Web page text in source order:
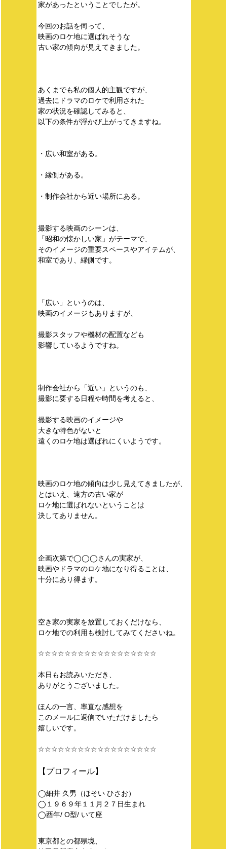
家があったということでしたが。
今回のお話を伺って、
映画のロケ地に選ばれそうな
古い家の傾向が見えてきました。
あくまでも私の個人的主観ですが、
過去にドラマのロケで利用された
家の状況を確認してみると、
以下の条件が浮かび上がってきますね。
・広い和室がある。
・縁側がある。
・制作会社から近い場所にある。
撮影する映画のシーンは、
「昭和の懐かしい家」がテーマで、
そのイメージの重要スペースやアイテムが、
和室であり、縁側です。
「広い」というのは、
映画のイメージもありますが、
撮影スタッフや機材の配置なども
影響しているようですね。
制作会社から「近い」というのも、
撮影に要する日程や時間を考えると、
撮影する映画のイメージや
大きな特色がないと
遠くのロケ地は選ばれにくいようです。
映画のロケ地の傾向は少し見えてきましたが、
とはいえ、遠方の古い家が
ロケ地に選ばれないということは
決してありません。
企画次第で◯◯◯さんの実家が、
映画やドラマのロケ地になり得ることは、
十分にあり得ます。
空き家の実家を放置しておくだけなら、
ロケ地での利用も検討してみてくださいね。
☆☆☆☆☆☆☆☆☆☆☆☆☆☆☆☆☆☆
本日もお読みいただき、
ありがとうございました。
ほんの一言、率直な感想を
このメールに返信でいただけましたら
嬉しいです。
☆☆☆☆☆☆☆☆☆☆☆☆☆☆☆☆☆☆
【プロフィール】
◯細井 久男（ほそい ひさお）
◯１９６９年１１月２７日生まれ
◯酉年/ O型/ いて座
東京都との都県境、